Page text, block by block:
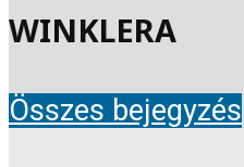
WINKLERA
Összes bejegyzés